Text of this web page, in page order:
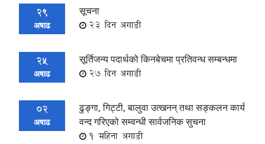
29
अषाढ
सूचना
23 दिन अगाडी
25
अषाढ
सूर्तिजन्य पदार्थको किनबेचमा प्रतिवन्ध सम्बन्धमा
27 दिन अगाडी
02
अषाढ
ढुङ्गा, गिट्टी, बालुवा उत्खनन् तथा सङ्कलन कार्य
वन्द गरिएको सम्वन्धी सार्वजनिक सुचना
1 महिना अगाडी